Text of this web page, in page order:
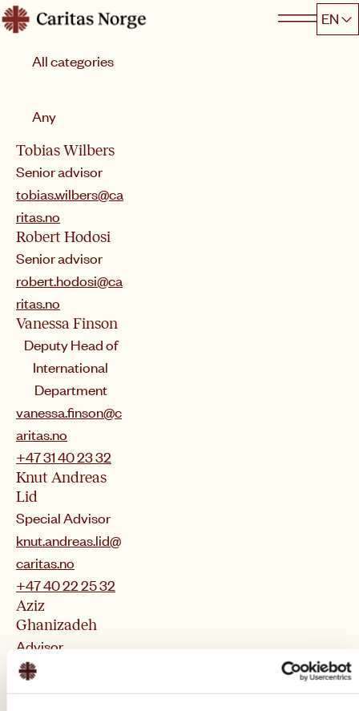
Hopp
til
innhold
Caritas
EN
Any
Tobias Wilbers
Senior advisor
tobias.wilbers@ca
ritas.no
Robert Hodosi
Senior advisor
robert.hodosi@ca
ritas.no
Vanessa Finson
Deputy Head of
International
Department
vanessa.finson@c
aritas.no
+47 31 40 23 32
Knut Andreas
Lid
Special Advisor
knut.andreas.lid@
caritas.no
+47 40 22 25 32
Aziz
Ghanizadeh
Advisor
aziz.ghanizadeh@
caritas.no